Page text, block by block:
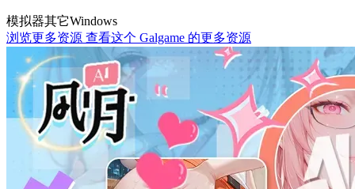
模拟器其它Windows
浏览更多资源 查看这个 Galgame 的更多资源